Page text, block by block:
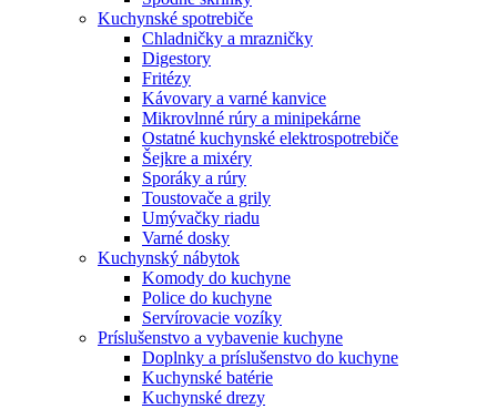
Kuchynské spotrebiče
Chladničky a mrazničky
Digestory
Fritézy
Kávovary a varné kanvice
Mikrovlnné rúry a minipekárne
Ostatné kuchynské elektrospotrebiče
Šejkre a mixéry
Sporáky a rúry
Toustovače a grily
Umývačky riadu
Varné dosky
Kuchynský nábytok
Komody do kuchyne
Police do kuchyne
Servírovacie vozíky
Príslušenstvo a vybavenie kuchyne
Doplnky a príslušenstvo do kuchyne
Kuchynské batérie
Kuchynské drezy